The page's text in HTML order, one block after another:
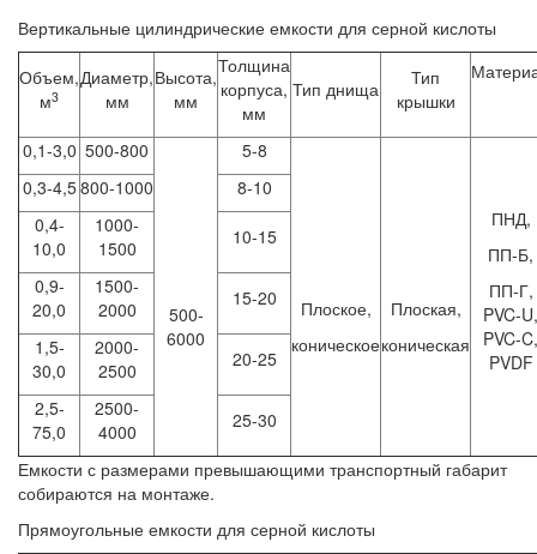
Вертикальные цилиндрические емкости для серной кислоты
Объем,
м3
Диаметр,
мм
Высота,
мм
Толщина
корпуса,
мм
Тип днища
Тип
крышки
0,1-3,0 500-800
500-
6000
5-8
Плоское,
коническое
Плоская,
коническая
ПНД,
ПП-Б,
ПП-Г,
PVC-U,
PVC-C,
PVDF
0,3-4,5800-1000
8-10
0,4-
10,0
1000-
1500
10-15
0,9-
20,0
1500-
2000
15-20
1,5-
30,0
2000-
2500
20-25
2,5-
75,0
2500-
4000
25-30
Емкости с размерами превышающими транспортный габарит
собираются на монтаже.
Прямоугольные емкости для серной кислоты